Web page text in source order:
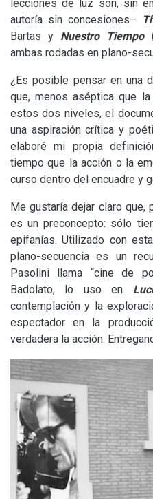
lecciones de luz son, sin
autoría sin concesiones–
Bartas y Nuestro Tiempo
ambas rodadas en plano-
¿Es posible pensar en una
que, menos aséptica que la
estos dos niveles, el
una aspiración crítica y
elaboré mi propia
tiempo que la acción o la
curso dentro del encuadre y
Me gustaría dejar claro que,
es un preconcepto: sólo
epifanías. Utilizado con
plano-secuencia es un
Pasolini llama “cine de
Badolato, lo uso en
contemplación y la
espectador en la
verdadera la acción.